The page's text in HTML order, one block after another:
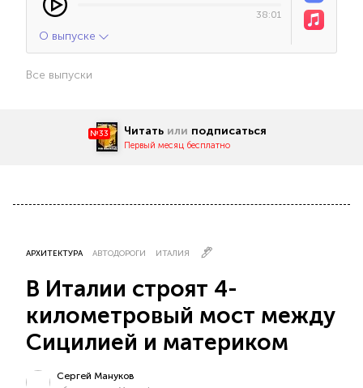
38:01
О выпуске
Все выпуски
№33 Читать или подписаться
Первый месяц бесплатно
АРХИТЕКТУРА АВТОДОРОГИ ИТАЛИЯ
В Италии строят 4-
километровый мост между
Сицилией и материком
Сергей Мануков